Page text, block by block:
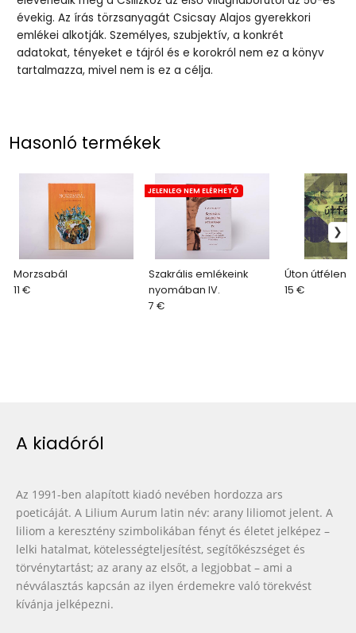
évekig. Az írás törzsanyagát Csicsay Alajos gyerekkori
emlékei alkotják. Személyes, szubjektív, a konkrét
adatokat, tényeket e tájról és e korokról nem ez a könyv
tartalmazza, mivel nem is ez a célja.
Hasonló termékek
Morzsabál
11 €
Szakrális emlékeink
nyomában IV.
JELENLEG NEM ELÉRHETŐ
7 €
Úton útfélen
15 €
A kiadóról
Az 1991-ben alapított kiadó nevében hordozza ars
poeticáját. A Lilium Aurum latin név: arany liliomot jelent. A
liliom a keresztény szimbolikában fényt és életet jelképez –
lelki hatalmat, kötelességteljesítést, segítőkészséget és
törvénytartást; az arany az elsőt, a legjobbat – ami a
névválasztás kapcsán az ilyen érdemekre való törekvést
kívánja jelképezni.